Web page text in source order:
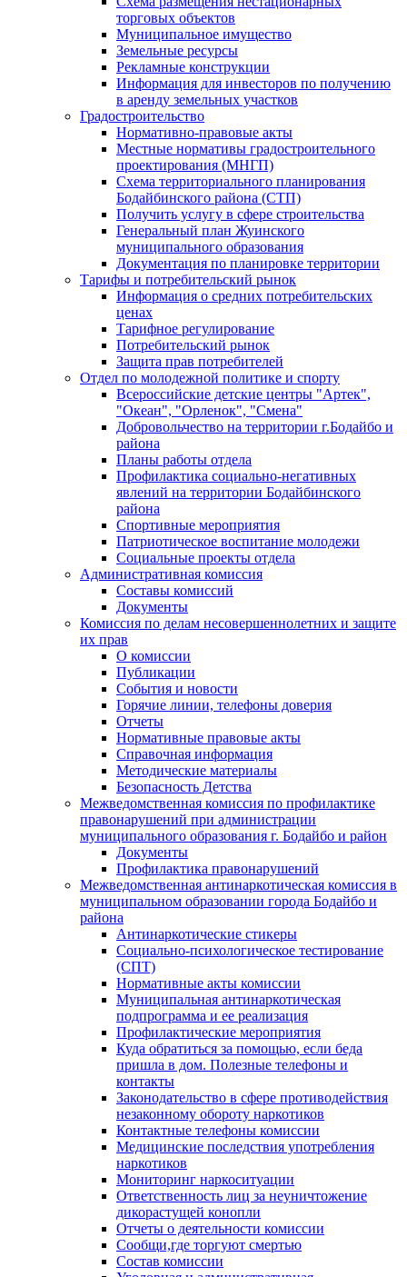
торговых объектов
Муниципальное имущество
Земельные ресурсы
Рекламные конструкции
Информация для инвесторов по получению
в аренду земельных участков
Градостроительство
Нормативно-правовые акты
Местные нормативы градостроительного
проектирования (МНГП)
Схема территориального планирования
Бодайбинского района (СТП)
Получить услугу в сфере строительства
Генеральный план Жуинского
муниципального образования
Документация по планировке территории
Тарифы и потребительский рынок
Информация о средних потребительских
ценах
Тарифное регулирование
Потребительский рынок
Защита прав потребителей
Отдел по молодежной политике и спорту
Всероссийские детские центры "Артек",
"Океан", "Орленок", "Смена"
Добровольчество на территории г.Бодайбо и
района
Планы работы отдела
Профилактика социально-негативных
явлений на территории Бодайбинского
района
Спортивные мероприятия
Патриотическое воспитание молодежи
Социальные проекты отдела
Административная комиссия
Составы комиссий
Документы
Комиссия по делам несовершеннолетних и защите
их прав
О комиссии
Публикации
События и новости
Горячие линии, телефоны доверия
Отчеты
Нормативные правовые акты
Справочная информация
Методические материалы
Безопасность Детства
Межведомственная комиссия по профилактике
правонарушений при администрации
муниципального образования г. Бодайбо и район
Документы
Профилактика правонарушений
Межведомственная антинаркотическая комиссия в
муниципальном образовании города Бодайбо и
района
Антинаркотические стикеры
Социально-психологическое тестирование
(СПТ)
Нормативные акты комиссии
Муниципальная антинаркотическая
подпрограмма и ее реализация
Профилактические мероприятия
Куда обратиться за помощью, если беда
пришла в дом. Полезные телефоны и
контакты
Законодательство в сфере противодействия
незаконному обороту наркотиков
Контактные телефоны комиссии
Медицинские последствия употребления
наркотиков
Мониторинг наркоситуации
Ответственность лиц за неуничтожение
дикорастущей конопли
Отчеты о деятельности комиссии
Сообщи,где торгуют смертью
Состав комиссии